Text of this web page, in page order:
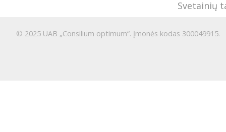
Svetainių
© 2025 UAB „Consilium optimum“. Įmonės kodas 300049915.